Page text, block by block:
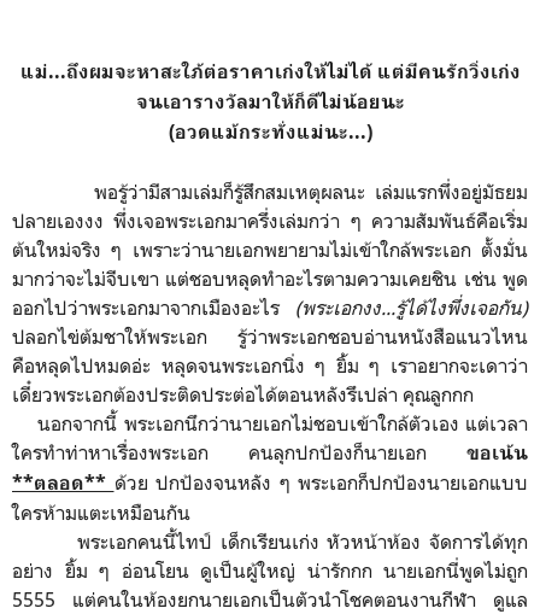
แม่...ถึงผมจะหาสะใภ้ต่อราคาเก่งให้ไม่ได้ แต่มีคนรักวิ่งเก่ง
จนเอารางวัลมาให้ก็ดีไม่น้อยนะ
(อวดแม้กระทั่งแม่นะ...)
พอรู้ว่ามีสามเล่มก็รู้สึกสมเหตุผลนะ เล่มแรกพึ่งอยู่มัธยม
ปลายเองงง พึ่งเจอพระเอกมาครึ่งเล่มกว่า ๆ ความสัมพันธ์คือเริ่ม
ต้นใหม่จริง ๆ เพราะว่านายเอกพยายามไม่เข้าใกล้พระเอก ตั้งมั่น
มากว่าจะไม่จีบเขา แต่ชอบหลุดทำอะไรตามความเคยชิน เช่น พูด
ออกไปว่าพระเอกมาจากเมืองอะไร (พระเอกงง...รู้ได้ไงพึ่งเจอกัน)
ปลอกไข่ต้มชาให้พระเอก รู้ว่าพระเอกชอบอ่านหนังสือแนวไหน
คือหลุดไปหมดอ่ะ หลุดจนพระเอกนิ่ง ๆ ยิ้ม ๆ เราอยากจะเดาว่า
เดี๋ยวพระเอกต้องประติดประต่อได้ตอนหลังรึเปล่า คุณลูกกก
นอกจากนี้ พระเอกนึกว่านายเอกไม่ชอบเข้าใกล้ตัวเอง แต่เวลา
ใครทำท่าหาเรื่องพระเอก คนลุกปกป้องก็นายเอก ขอเน้น
**ตลอด** ด้วย ปกป้องจนหลัง ๆ พระเอกก็ปกป้องนายเอกแบบ
ใครห้ามแตะเหมือนกัน
พระเอกคนนี้ไทป์ เด็กเรียนเก่ง หัวหน้าห้อง จัดการได้ทุก
อย่าง ยิ้ม ๆ อ่อนโยน ดูเป็นผู้ใหญ่ น่ารักกก นายเอกนี่พูดไม่ถูก
5555 แต่คนในห้องยกนายเอกเป็นตัวนำโชคตอนงานกีฬา ดูแล